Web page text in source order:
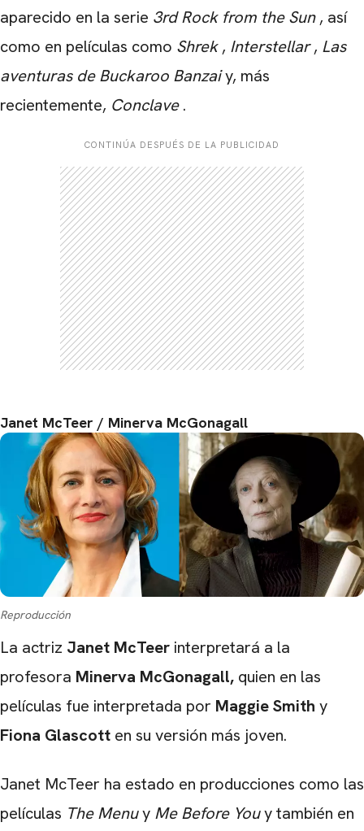
aparecido en la serie 3rd Rock from the Sun, así
como en películas como Shrek, Interstellar, Las
aventuras de Buckaroo Banzaiy, más
recientemente, Conclave.
CONTINÚA DESPUÉS DE LA PUBLICIDAD
Janet McTeer / Minerva McGonagall
Reproducción
La actriz Janet McTeer interpretará a la
profesora Minerva McGonagall, quien en las
películas fue interpretada por Maggie Smith y
Fiona Glascott en su versión más joven.
Janet McTeer ha estado en producciones como las
películas The Menuy Me Before Youy también en